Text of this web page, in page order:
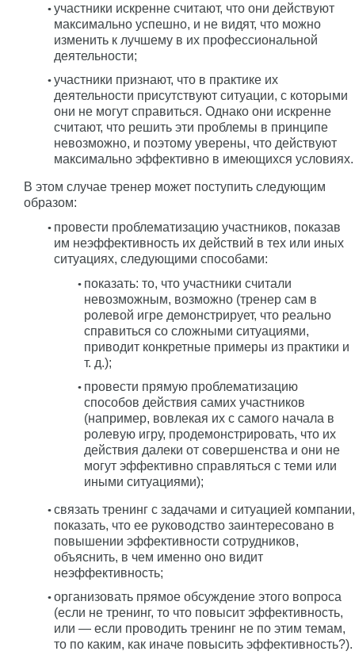
участники искренне считают, что они действуют
максимально успешно, и не видят, что можно
изменить к лучшему в их профессиональной
деятельности;
участники признают, что в практике их
деятельности присутствуют ситуации, с которыми
они не могут справиться. Однако они искренне
считают, что решить эти проблемы в принципе
невозможно, и поэтому уверены, что действуют
максимально эффективно в имеющихся условиях.
В этом случае тренер может поступить следующим
образом:
провести проблематизацию участников, показав
им неэффективность их действий в тех или иных
ситуациях, следующими способами:
показать: то, что участники считали
невозможным, возможно (тренер сам в
ролевой игре демонстрирует, что реально
справиться со сложными ситуациями,
приводит конкретные примеры из практики и
т. д.);
провести прямую проблематизацию
способов действия самих участников
(например, вовлекая их с самого начала в
ролевую игру, продемонстрировать, что их
действия далеки от совершенства и они не
могут эффективно справляться с теми или
иными ситуациями);
связать тренинг с задачами и ситуацией компании,
показать, что ее руководство заинтересовано в
повышении эффективности сотрудников,
объяснить, в чем именно оно видит
неэффективность;
организовать прямое обсуждение этого вопроса
(если не тренинг, то что повысит эффективность,
или — если проводить тренинг не по этим темам,
то по каким, как иначе повысить эффективность?).